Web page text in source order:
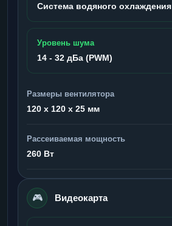
Система водяного охлаждения
Уровень шума
14 - 32 дБа (PWM)
Размеры вентилятора
120 x 120 x 25 мм
Рассеиваемая мощность
260 Вт
🎮 Видеокарта